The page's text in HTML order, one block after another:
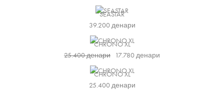
SEASTAR
39.200денари
CHRONO XL
25.400денари 17.780денари
CHRONO XL
25.400денари